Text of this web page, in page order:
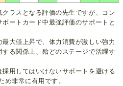
ラスとなる評価の先生ですが、コン
ートカード中最強評価のサポートと
大値上昇で、体力消費が激しい強力
る関係上、殆どのステージで活躍す
採用してはいけないサポートを避ける
め非常に有用です。